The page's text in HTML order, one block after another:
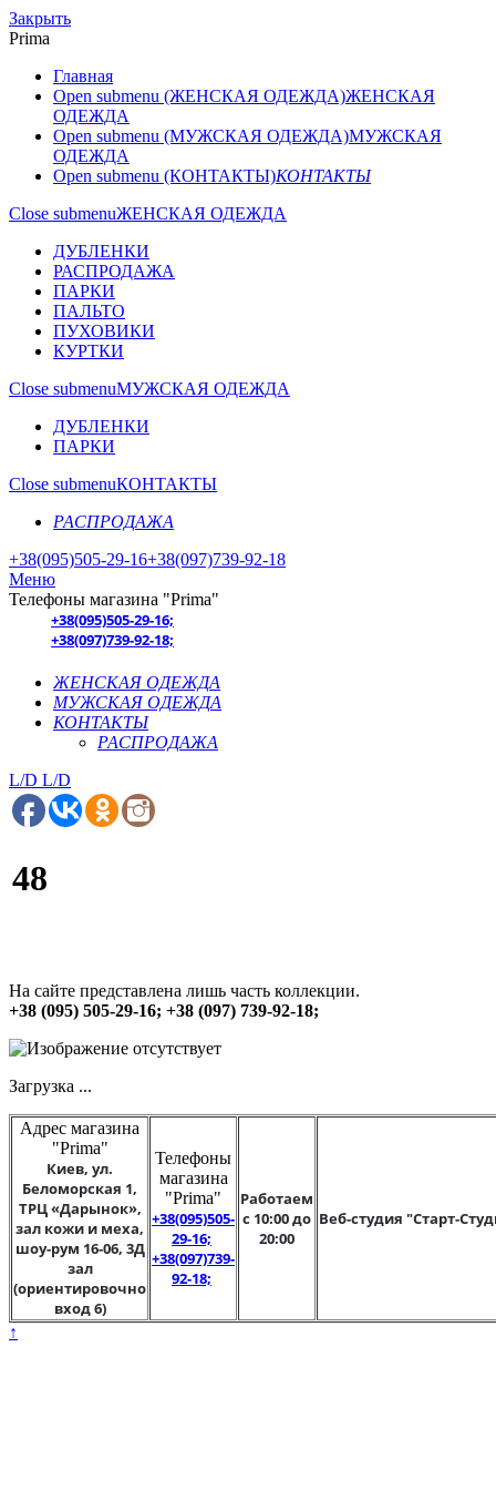
Закрыть
Prima
Главная
Open submenu (ЖЕНСКАЯ ОДЕЖДА)ЖЕНСКАЯ
ОДЕЖДА
Open submenu (МУЖСКАЯ ОДЕЖДА)МУЖСКАЯ
ОДЕЖДА
Open submenu (КОНТАКТЫ)КОНТАКТЫ
Close submenuЖЕНСКАЯ ОДЕЖДА
ДУБЛЕНКИ
РАСПРОДАЖА
ПАРКИ
ПАЛЬТО
ПУХОВИКИ
КУРТКИ
Close submenuМУЖСКАЯ ОДЕЖДА
ДУБЛЕНКИ
ПАРКИ
Close submenuКОНТАКТЫ
РАСПРОДАЖА
+38(095)505-29-16+38(097)739-92-18
Меню
Телефоны магазина "Prima"
+38(095)505-29-16;
+38(097)739-92-18;
ЖЕНСКАЯ ОДЕЖДА
МУЖСКАЯ ОДЕЖДА
КОНТАКТЫ
РАСПРОДАЖА
L/D L/D
48
На сайте представлена лишь часть коллекции.
+38 (095) 505-29-16; +38 (097) 739-92-18;
Загрузка ...
Адрес магазина
"Prima"
Киев, ул.
Беломорская 1,
ТРЦ «Дарынок»,
зал кожи и меха,
шоу-рум 16-06, 3Д
зал
(ориентировочно
вход 6)
Телефоны
магазина
"Prima"
+38(095)505-
29-16;
+38(097)739-
92-18;
Работаем
с 10:00 до
20:00
Веб-студия "Старт-
↑